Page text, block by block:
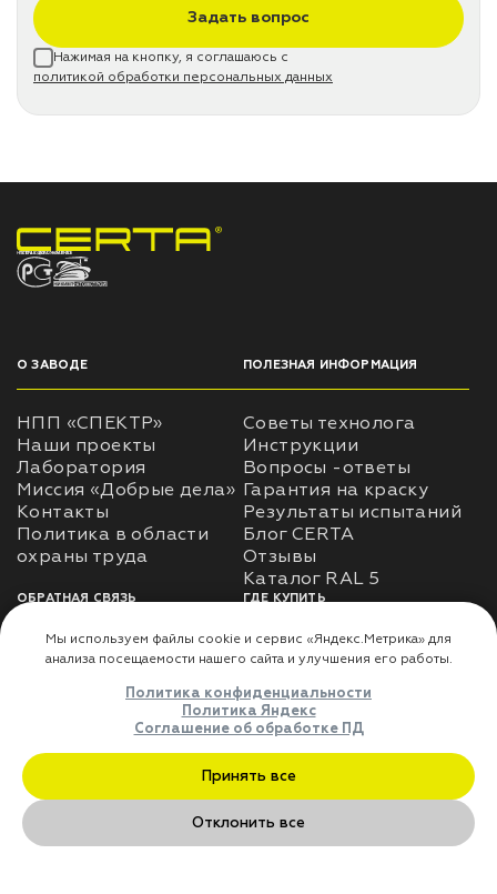
Задать вопрос
Нажимая на кнопку, я соглашаюсь с
политикой обработки персональных данных
НПП «СПЕКТР» ЗАВОД ЛАКОКРАСОЧНЫХ МАТЕРИАЛОВ
О ЗАВОДЕ
НПП «СПЕКТР»
Наши проекты
Лаборатория
Миссия «Добрые дела»
Контакты
Политика в области
ПОЛЕЗНАЯ ИНФОРМАЦИЯ
Советы технолога
Инструкции
Вопросы -ответы
Гарантия на краску
Результаты испытаний
Блог CERTA
Отзывы
Каталог RAL 5
ОБРАТНАЯ СВЯЗЬ
Использование
использования личных
Оферта
ГДЕ КУПИТЬ
Доставка
Где купить
ДЛЯ ПАРТНЁРОВ
Преимущества